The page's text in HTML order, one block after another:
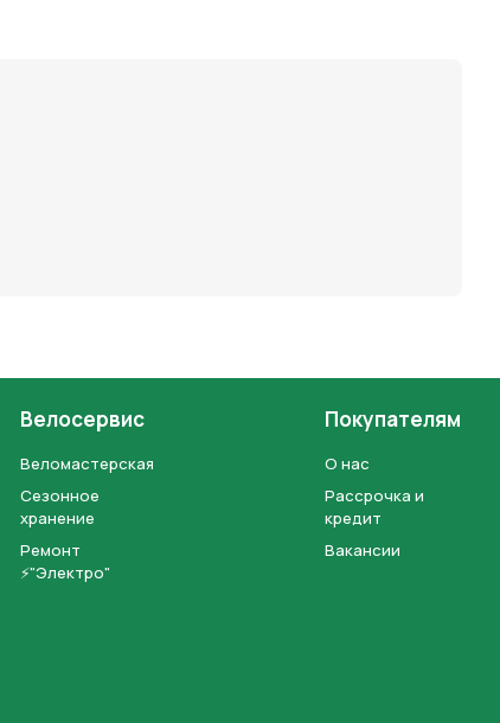
Велосервис
Веломастерская
Сезонное
хранение
Ремонт
⚡"Электро"
Покупателям
О нас
Рассрочка и
кредит
Вакансии